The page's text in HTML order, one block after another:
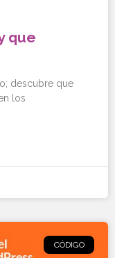
que
descubre que
los
CÓDIGO